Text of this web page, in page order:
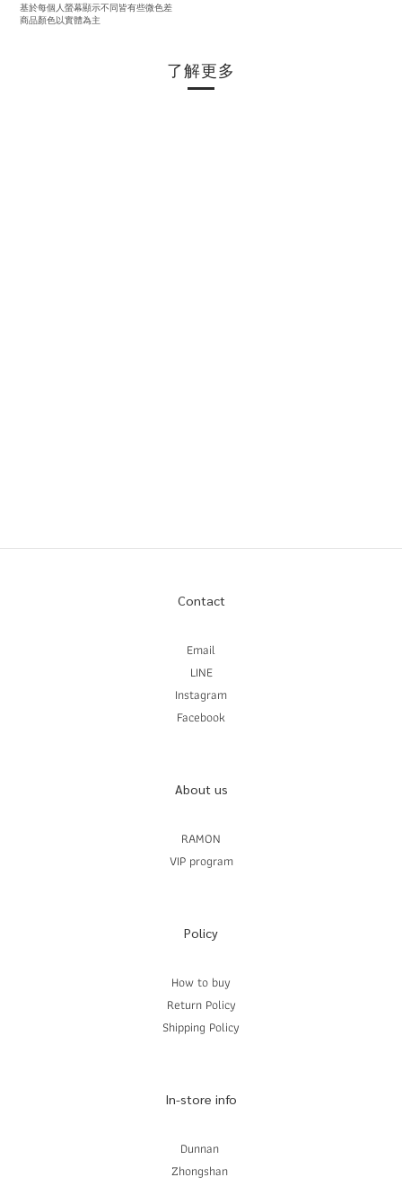
基於每個人螢幕顯示不同皆有些微色差
商品顏色以實體為主
了解更多
Contact
Email
LINE
Instagram
Facebook
About us
RAMON
VIP program
Policy
How to buy
Return Policy
Shipping Policy
In-store info
Dunnan
Zhongshan